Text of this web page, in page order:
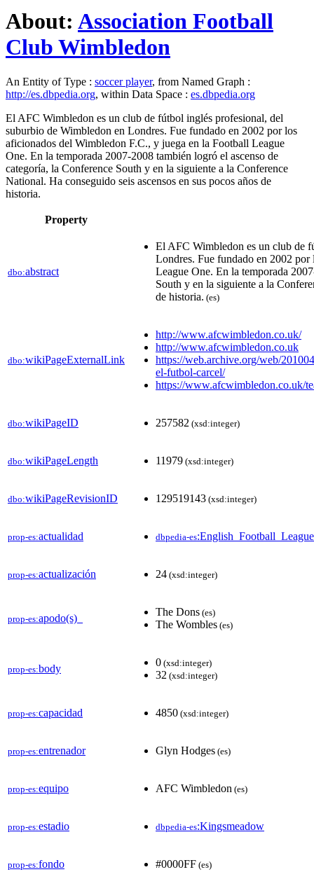
About: Association Football
Club Wimbledon
An Entity of Type : soccer player, from Named Graph :
http://es.dbpedia.org, within Data Space : es.dbpedia.org
El AFC Wimbledon es un club de fútbol inglés profesional, del
suburbio de Wimbledon en Londres. Fue fundado en 2002 por los
aficionados del Wimbledon F.C., y juega en la Football League
One. En la temporada 2007-2008 también logró el ascenso de
categoría, la Conference South y en la siguiente a la Conference
National. Ha conseguido seis ascensos en sus pocos años de
historia.
Property
dbo:abstract
El AFC Wimbledon es un club de
Londres. Fue fundado en 2002
League One. En la temporada
South y en la siguiente a la
de historia. (es)
dbo:wikiPageExternalLink
http://www.afcwimbledon.co.uk/
http://www.afcwimbledon.co.uk
https://web.archive.org/web/
el-futbol-carcel/
https://www.afcwimbledon.co.uk/
dbo:wikiPageID 257582 (xsd:integer)
dbo:wikiPageLength 11979 (xsd:integer)
dbo:wikiPageRevisionID 129519143 (xsd:integer)
prop-es:actualidad dbpedia-es
prop-es:actualización 24 (xsd:integer)
prop-es:apodo(s)_
The Dons (es)
The Wombles (es)
prop-es:body
0 (xsd:integer)
32 (xsd:integer)
prop-es:capacidad 4850 (xsd:integer)
prop-es:entrenador Glyn Hodges (es)
prop-es:equipo AFC Wimbledon (es)
prop-es:estadio dbpedia-es:Kingsmeadow
prop-es:fondo #0000FF (es)